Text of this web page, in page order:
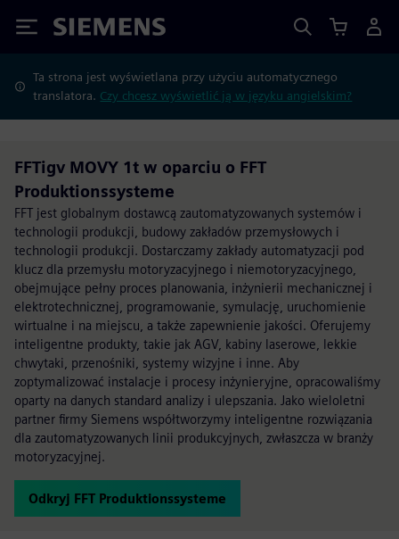
Siemens
Ta strona jest wyświetlana przy użyciu automatycznego
translatora. Czy chcesz wyświetlić ją w języku angielskim?
FFTigv MOVY 1t w oparciu o FFT
Produktionssysteme
FFT jest globalnym dostawcą zautomatyzowanych systemów i
technologii produkcji, budowy zakładów przemysłowych i
technologii produkcji. Dostarczamy zakłady automatyzacji pod
klucz dla przemysłu motoryzacyjnego i niemotoryzacyjnego,
obejmujące pełny proces planowania, inżynierii mechanicznej i
elektrotechnicznej, programowanie, symulację, uruchomienie
wirtualne i na miejscu, a także zapewnienie jakości. Oferujemy
inteligentne produkty, takie jak AGV, kabiny laserowe, lekkie
chwytaki, przenośniki, systemy wizyjne i inne. Aby
zoptymalizować instalacje i procesy inżynieryjne, opracowaliśmy
oparty na danych standard analizy i ulepszania. Jako wieloletni
partner firmy Siemens współtworzymy inteligentne rozwiązania
dla zautomatyzowanych linii produkcyjnych, zwłaszcza w branży
motoryzacyjnej.
Odkryj FFT Produktionssysteme